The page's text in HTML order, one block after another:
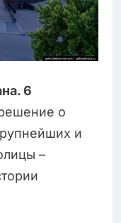
6
о
и
–